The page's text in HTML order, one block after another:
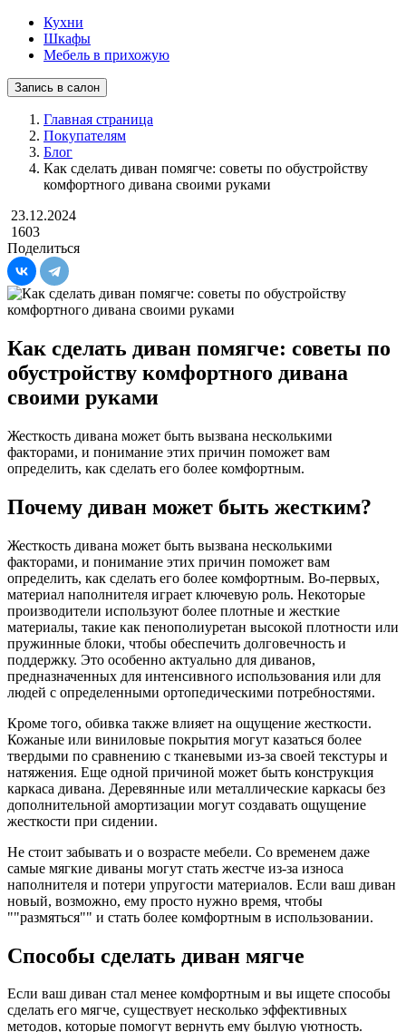
Кухни
Шкафы
Мебель в прихожую
Запись в салон
Главная страница
Покупателям
Блог
Как сделать диван помягче: советы по обустройству
комфортного дивана своими руками
23.12.2024
1603
Поделиться
Как сделать диван помягче: советы по
обустройству комфортного дивана
своими руками
Жесткость дивана может быть вызвана несколькими
факторами, и понимание этих причин поможет вам
определить, как сделать его более комфортным.
Почему диван может быть жестким?
Жесткость дивана может быть вызвана несколькими
факторами, и понимание этих причин поможет вам
определить, как сделать его более комфортным. Во-первых,
материал наполнителя играет ключевую роль. Некоторые
производители используют более плотные и жесткие
материалы, такие как пенополиуретан высокой плотности или
пружинные блоки, чтобы обеспечить долговечность и
поддержку. Это особенно актуально для диванов,
предназначенных для интенсивного использования или для
людей с определенными ортопедическими потребностями.
Кроме того, обивка также влияет на ощущение жесткости.
Кожаные или виниловые покрытия могут казаться более
твердыми по сравнению с тканевыми из-за своей текстуры и
натяжения. Еще одной причиной может быть конструкция
каркаса дивана. Деревянные или металлические каркасы без
дополнительной амортизации могут создавать ощущение
жесткости при сидении.
Не стоит забывать и о возрасте мебели. Со временем даже
самые мягкие диваны могут стать жестче из-за износа
наполнителя и потери упругости материалов. Если ваш диван
новый, возможно, ему просто нужно время, чтобы
""размяться"" и стать более комфортным в использовании.
Способы сделать диван мягче
Если ваш диван стал менее комфортным и вы ищете способы
сделать его мягче, существует несколько эффективных
методов, которые помогут вернуть ему былую уютность.